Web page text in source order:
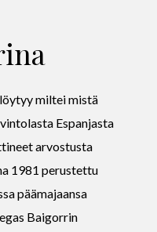
miltei mistä
Espanjasta
arvostusta
1981 perustettu
päämajaansa
Baigorrin